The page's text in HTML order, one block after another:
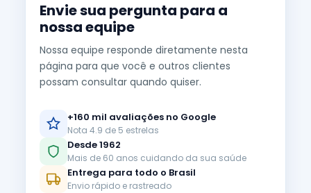
Envie sua pergunta para a
nossa equipe
Nossa equipe responde diretamente nesta
página para que você e outros clientes
possam consultar quando quiser.
+160 mil avaliações no Google
Nota 4.9 de 5 estrelas
Desde 1962
Mais de 60 anos cuidando da sua saúde
Entrega para todo o Brasil
Envio rápido e rastreado